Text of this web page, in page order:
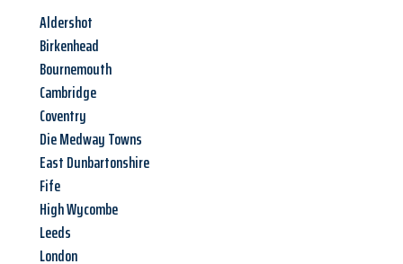
Aldershot
Birkenhead
Bournemouth
Cambridge
Coventry
Die Medway Towns
East Dunbartonshire
Fife
High Wycombe
Leeds
London